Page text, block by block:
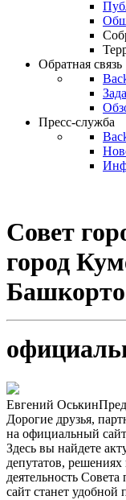
Обратная связь
Пресс-служба
Совет
город
Евгений Оськин
Дорогие друзья,
на официальный
Здесь вы найдете
депутатов,
деятельность
сайт станет